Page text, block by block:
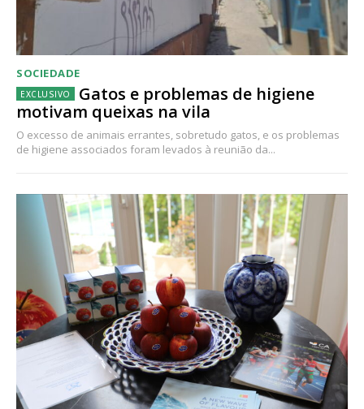
SOCIEDADE
Gatos e problemas de higiene
motivam queixas na vila
O excesso de animais errantes, sobretudo gatos, e os problemas
de higiene associados foram levados à reunião da...